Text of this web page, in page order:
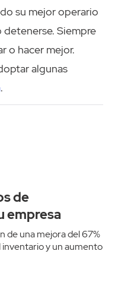
su mejor operario
detenerse. Siempre
o hacer mejor.
algunas
.
de
empresa
de una mejora del 67%
inventario y un aumento